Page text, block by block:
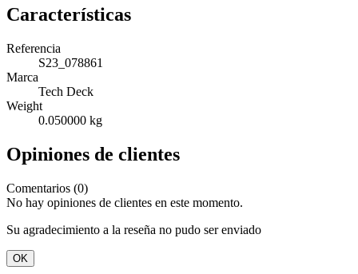
Características
Referencia
S23_078861
Marca
Tech Deck
Weight
0.050000 kg
Opiniones de clientes
Comentarios (0)
No hay opiniones de clientes en este momento.
Su agradecimiento a la reseña no pudo ser enviado
OK